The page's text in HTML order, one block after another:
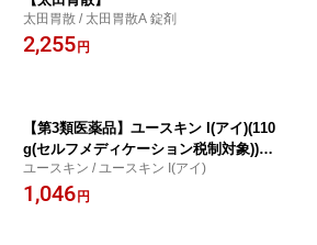
太田胃散 / 太田胃散A 錠剤
2,255円
【第3類医薬品】ユースキン I(アイ)(110
g(セルフメディケーション税制対象))
【ユースキン】
ユースキン / ユースキン I(アイ)
1,046円